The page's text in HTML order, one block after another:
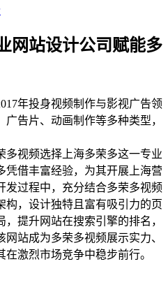
网站设计公司赋能多
年投身视频制作与影视广告领
告片、动画制作等多种类型，
多视频选择上海多荣多这一专业
凭借丰富经验，为其开展上海营
发过程中，充分结合多荣多视频
构，设计独特且富有吸引力的页
提升网站在搜索引擎的排名，
站成为多荣多视频展示实力、
激烈市场竞争中稳步前行。